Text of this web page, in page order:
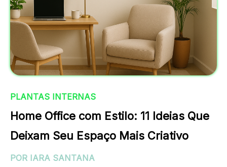
PLANTAS INTERNAS
Home Office com Estilo: 11 Ideias Que
Deixam Seu Espaço Mais Criativo
POR IARA SANTANA